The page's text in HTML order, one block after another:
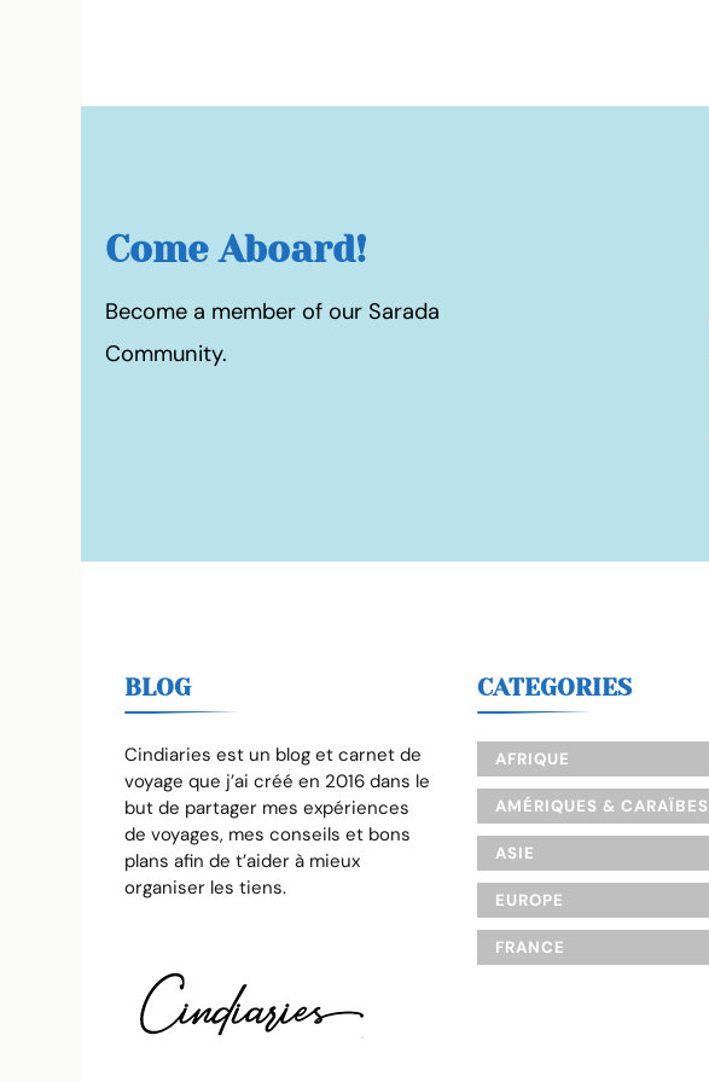
Come Aboard!
Become a member of our Sarada
Community.
BLOG
Cindiaries est un blog et carnet de
voyage que j’ai créé en 2016 dans le
but de partager mes expériences
de voyages, mes conseils et bons
plans afin de t’aider à mieux
organiser les tiens.
CATEGORIES
AFRIQUE
AMÉRIQUES & CARAÏBES
ASIE
EUROPE
FRANCE